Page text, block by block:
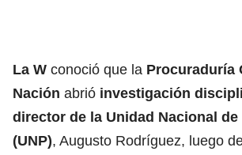
La W conoció que la Procuraduría
Nación abrió investigación
director de la Unidad Nacional
(UNP), Augusto Rodríguez, luego